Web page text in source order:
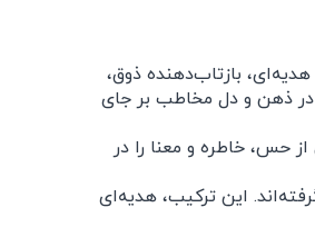
بازتاب‌دهنده ذوق،
در ذهن و دل مخاطب بر جای
حس، خاطره و معنا را در
این ترکیب، هدیه‌ای